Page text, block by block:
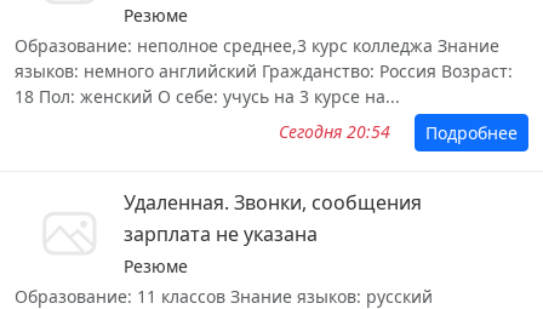
Резюме
Образование: неполное среднее,3 курс колледжа Знание
языков: немного английский Гражданство: Россия Возраст:
18 Пол: женский О себе: учусь на 3 курсе на...
Сегодня 20:54
Подробнее
Удаленная. Звонки, сообщения
зарплата не указана
Резюме
Образование: 11 классов Знание языков: русский